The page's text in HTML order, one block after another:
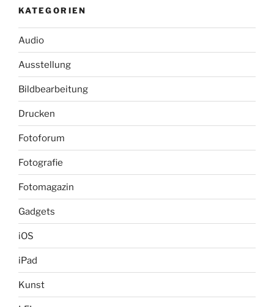
KATEGORIEN
Audio
Ausstellung
Bildbearbeitung
Drucken
Fotoforum
Fotografie
Fotomagazin
Gadgets
iOS
iPad
Kunst